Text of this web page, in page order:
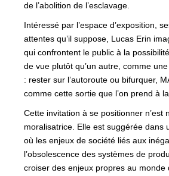
de l’abolition de l’esclavage.
Intéressé par l’espace d’exposition,
attentes qu’il suppose, Lucas Erin
qui confrontent le public à la
de vue plutôt qu’un autre, comme
: rester sur l’autoroute ou bifurquer,
comme cette sortie que l’on prend à
Cette invitation à se positionner n’est
moralisatrice. Elle est suggérée dans
où les enjeux de société liés aux
l’obsolescence des systèmes de
croiser des enjeux propres au monde